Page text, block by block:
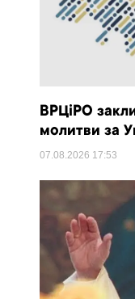
ВРЦіРО
молитви за
07.08.2026 17:53